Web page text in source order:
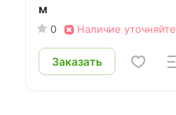
м
0 Наличие уточняйте
Заказать